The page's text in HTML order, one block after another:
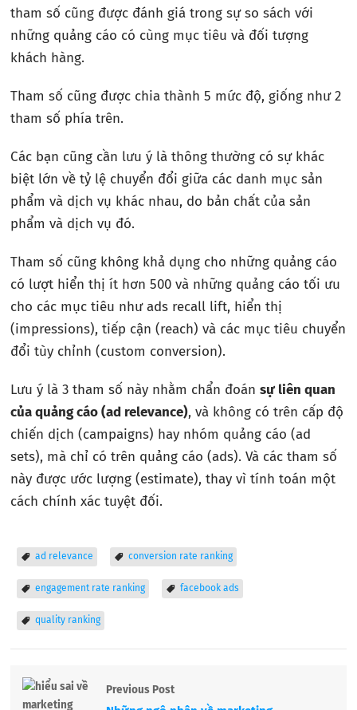
tham số cũng được đánh giá trong sự so sách với
những quảng cáo có cùng mục tiêu và đối tượng
khách hàng.
Tham số cũng được chia thành 5 mức độ, giống như 2
tham số phía trên.
Các bạn cũng cần lưu ý là thông thường có sự khác
biệt lớn về tỷ lệ chuyển đổi giữa các danh mục sản
phẩm và dịch vụ khác nhau, do bản chất của sản
phẩm và dịch vụ đó.
Tham số cũng không khả dụng cho những quảng cáo
có lượt hiển thị ít hơn 500 và những quảng cáo tối ưu
cho các mục tiêu như ads recall lift, hiển thị
(impressions), tiếp cận (reach) và các mục tiêu chuyển
đổi tùy chỉnh (custom conversion).
Lưu ý là 3 tham số này nhằm chẩn đoánsự liên quan
của quảng cáo (ad relevance), và không có trên cấp độ
chiến dịch (campaigns) hay nhóm quảng cáo (ad
sets), mà chỉ có trên quảng cáo (ads). Và các tham số
này được ước lượng (estimate), thay vì tính toán một
cách chính xác tuyệt đối.
ad relevance conversion rate ranking
engagement rate ranking facebook ads
quality ranking
Previous Post